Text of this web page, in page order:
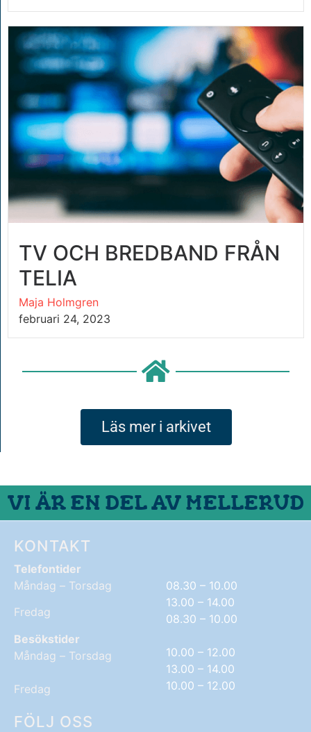
TV OCH BREDBAND FRÅN
TELIA
Maja Holmgren
februari 24, 2023
Läs mer i arkivet
VI ÄR EN DEL AV MELLERUD
KONTAKT
Telefontider
Måndag – Torsdag
Fredag
Besökstider
Måndag – Torsdag
Fredag
08.30 – 10.00
13.00 – 14.00
08.30 – 10.00
10.00 – 12.00
13.00 – 14.00
10.00 – 12.00
FÖLJ OSS